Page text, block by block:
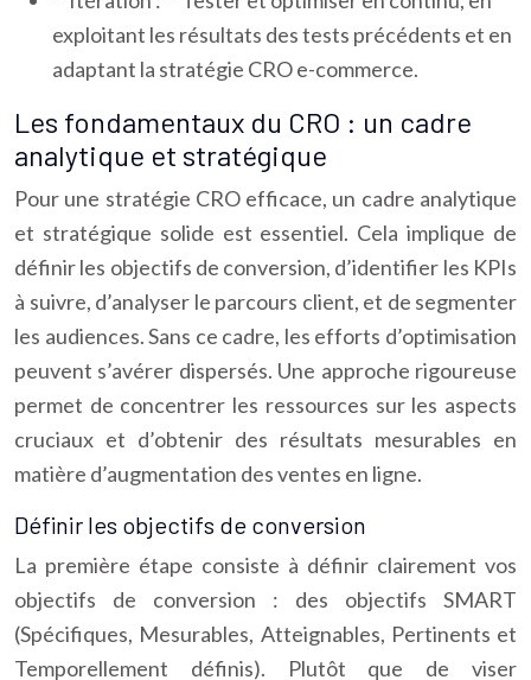
exploitant les résultats des tests précédents et en
adaptant la stratégie CRO e-commerce.
Les fondamentaux du CRO : un cadre
analytique et stratégique
Pour une stratégie CRO efficace, un cadre analytique
et stratégique solide est essentiel. Cela implique de
définir les objectifs de conversion, d’identifier les KPIs
à suivre, d’analyser le parcours client, et de segmenter
les audiences. Sans ce cadre, les efforts d’optimisation
peuvent s’avérer dispersés. Une approche rigoureuse
permet de concentrer les ressources sur les aspects
cruciaux et d’obtenir des résultats mesurables en
matière d’augmentation des ventes en ligne.
Définir les objectifs de conversion
La première étape consiste à définir clairement vos
objectifs de conversion : des objectifs SMART
(Spécifiques, Mesurables, Atteignables, Pertinents et
Temporellement définis). Plutôt que de viser